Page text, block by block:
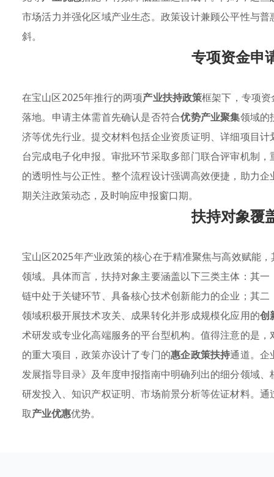
市场活力并强化区域产业生态。政策设计兼顾公平性与
斜。
专项资金申
在宝山区2025年推行的两项产业扶持政策框架下，专项
落地。申请主体需首先确认是否符合优势产业聚集领域的
济等优先行业。提交材料包括企业资质证明、详细项目
台完成电子化申报。审批环节采取多部门联合评审机制
的透明性与公正性。整个流程设计强调高效便捷，助力企
期关注政策动态，及时响应申报窗口期。
扶持对象覆
宝山区2025年产业政策的核心在于精准聚焦与高效赋能，
领域。具体而言，扶持对象主要涵盖以下三类主体：其
链中处于关键环节、具备核心技术创新能力的企业；其
领域积极开展技术攻关、成果转化并形成规模化应用的创
术研发或专业化高端服务的平台型机构。值得注意的是
的重大项目，政策亦设计了专门的惠企政策扶持通道。企
发展指导目录》及年度申报指南中明确列出的细分领域
研发投入、知识产权证明、市场前景分析等佐证材料。
取产业优惠优势。